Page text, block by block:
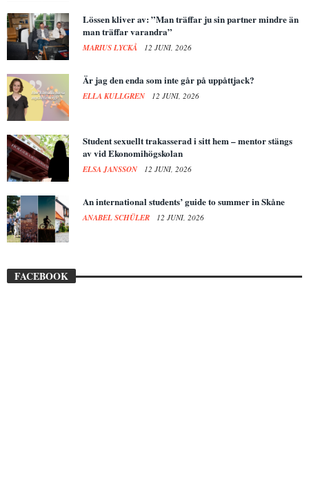
Lössen kliver av: ”Man träffar ju sin partner mindre än
man träffar varandra”
MARIUS LYCKÅ 12 JUNI, 2026
Är jag den enda som inte går på uppåttjack?
ELLA KULLGREN 12 JUNI, 2026
Student sexuellt trakasserad i sitt hem – mentor stängs
av vid Ekonomihögskolan
ELSA JANSSON 12 JUNI, 2026
An international students’ guide to summer in Skåne
ANABEL SCHÜLER 12 JUNI, 2026
FACEBOOK